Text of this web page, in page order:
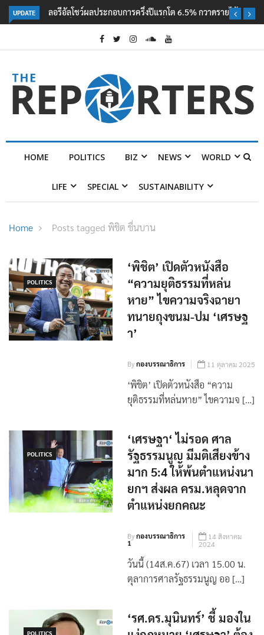
UPDATE
ลอรีอัลโชว์ผลประกอบการครึ่งปีแรกโต 6.5% กวาดรายได้ 2.3 หมื่นล้านยูโร
คว้าไลเซนส์ ‘กุชชี่’ 50 ปี พร้อมส่ง 4 แบรนด์ใหม่บุกตลาดไทย
POLITICS BIZ NEWS WORLD
POLITICS
‘พิชิต’ เปิดตัวหนังสือ
“ความยุติธรรมที่หล่น
หาย” ไขความจริงฉายา
ทนายถุงขนม-ปม ‘เศรษฐ
า’
Byกองบรรณาธิการ 11 ตุลาคม 2025
‘พิชิต’ เปิดตัวหนังสือ “ความ
POLITICS
‘เศรษฐา‘ ไม่รอด ศาล
รัฐธรรมนูญ มีมติเสียงข้าง
มาก 5:4 ให้พ้นตำแหน่งนา
ยกฯ ส่งผล ครม.หลุดจาก
ตำแหน่งยกคณะ
Byกองบรรณาธิการ
1
14 สิงหาคม
2024
วันนี้ (14ส.ค.67) เวลา 15.00 น.